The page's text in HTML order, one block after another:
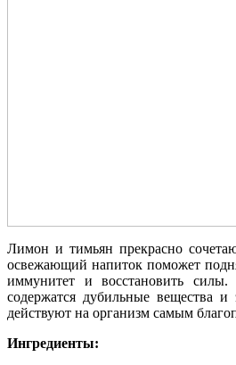
Лимон и тимьян прекрасно
освежающий напиток поможет
иммунитет и восстановить
содержатся дубильные вещества
действуют на организм самым
Ингредиенты: